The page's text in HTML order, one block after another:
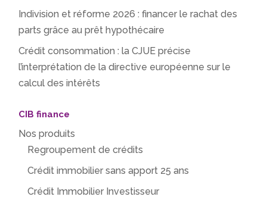
Indivision et réforme 2026 : financer le rachat des
parts grâce au prêt hypothécaire
Crédit consommation : la CJUE précise
l’interprétation de la directive européenne sur le
calcul des intérêts
CIB finance
Nos produits
Regroupement de crédits
Crédit immobilier sans apport 25 ans
Crédit Immobilier Investisseur